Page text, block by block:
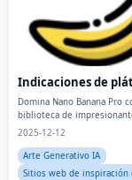
Indicaciones de
Domina Nano Banana Pro
biblioteca de
indicaciones.
2025-12-12
Arte Generativo IA
Sitios web de inspiración